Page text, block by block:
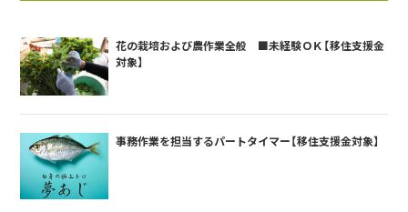
花の栽培および農作業全般 ■未経験ＯＫ【移住支援金
対象】
事務作業を担当するパートタイマー【移住支援金対象】